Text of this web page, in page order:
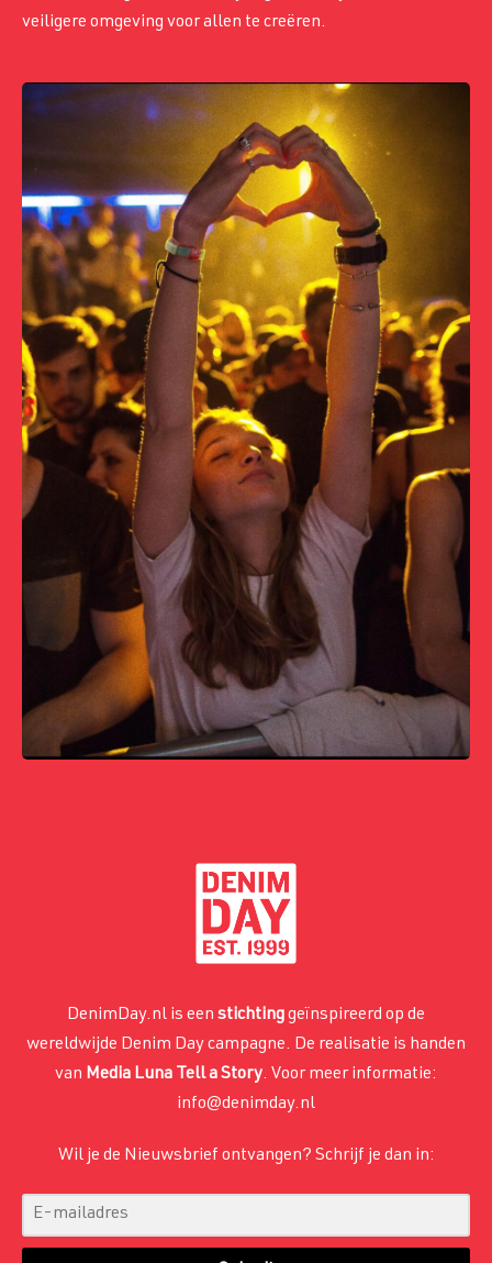
veiligere omgeving voor allen te creëren.
DenimDay.nl is een stichtinggeïnspireerd op de
wereldwijde Denim Day campagne. De realisatie is handen
van Media Luna Tell a Story. Voor meer informatie:
info@denimday.nl
Wil je de Nieuwsbrief ontvangen? Schrijf je dan in: